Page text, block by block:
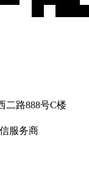
二路888号C楼
服务商